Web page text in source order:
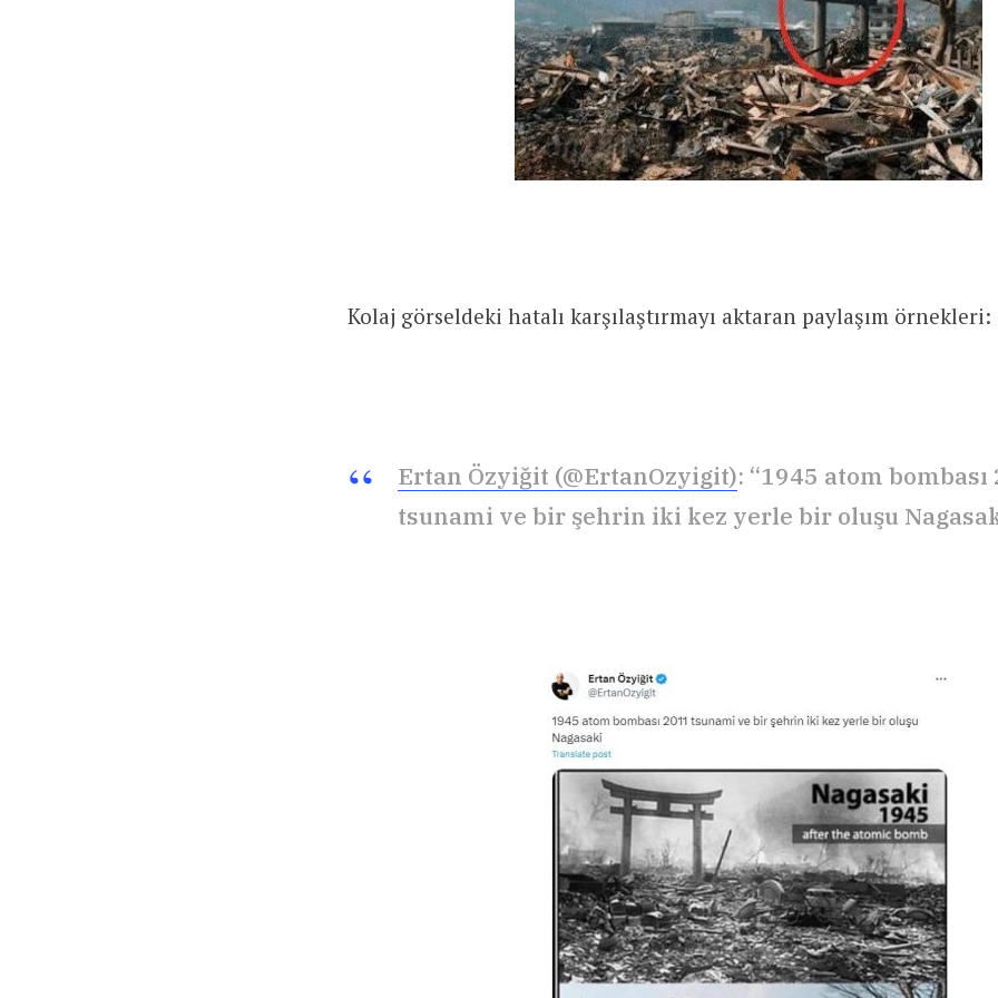
Kolaj görseldeki hatalı karşılaştırmayı aktaran paylaşım örnekleri:
Ertan Özyiğit (@ErtanOzyigit): “1945 atom bombası
tsunami ve bir şehrin iki kez yerle bir oluşu